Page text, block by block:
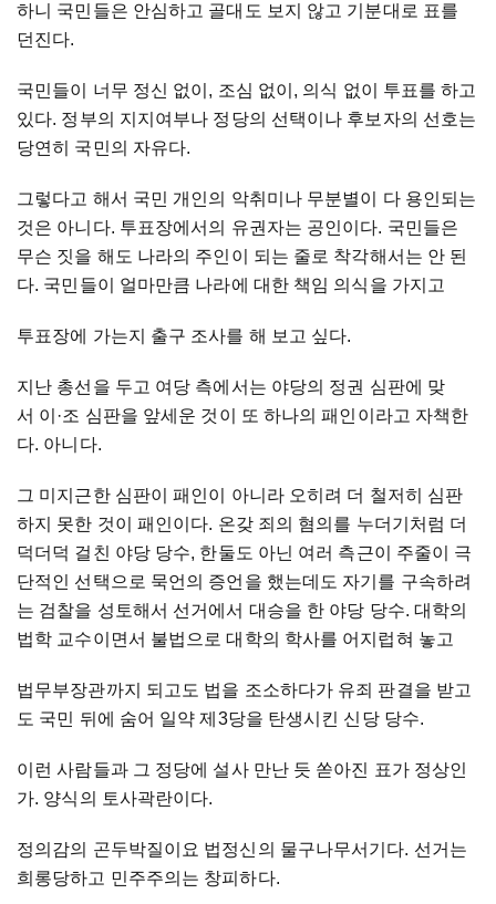
하니 국민들은 안심하고 골대도 보지 않고 기분대로 표를
던진다.
국민들이 너무 정신 없이, 조심 없이, 의식 없이 투표를 하고
있다. 정부의 지지여부나 정당의 선택이나 후보자의 선호는
당연히 국민의 자유다.
그렇다고 해서 국민 개인의 악취미나 무분별이 다 용인되는
것은 아니다. 투표장에서의 유권자는 공인이다. 국민들은
무슨 짓을 해도 나라의 주인이 되는 줄로 착각해서는 안 된
다. 국민들이 얼마만큼 나라에 대한 책임 의식을 가지고
투표장에 가는지 출구 조사를 해 보고 싶다.
지난 총선을 두고 여당 측에서는 야당의 정권 심판에 맞
서 이·조 심판을 앞세운 것이 또 하나의 패인이라고 자책한
다. 아니다.
그 미지근한 심판이 패인이 아니라 오히려 더 철저히 심판
하지 못한 것이 패인이다. 온갖 죄의 혐의를 누더기처럼 더
덕더덕 걸친 야당 당수, 한둘도 아닌 여러 측근이 주줄이 극
단적인 선택으로 묵언의 증언을 했는데도 자기를 구속하려
는 검찰을 성토해서 선거에서 대승을 한 야당 당수. 대학의
법학 교수이면서 불법으로 대학의 학사를 어지럽혀 놓고
법무부장관까지 되고도 법을 조소하다가 유죄 판결을 받고
도 국민 뒤에 숨어 일약 제3당을 탄생시킨 신당 당수.
이런 사람들과 그 정당에 설사 만난 듯 쏟아진 표가 정상인
가. 양식의 토사곽란이다.
정의감의 곤두박질이요 법정신의 물구나무서기다. 선거는
희롱당하고 민주주의는 창피하다.